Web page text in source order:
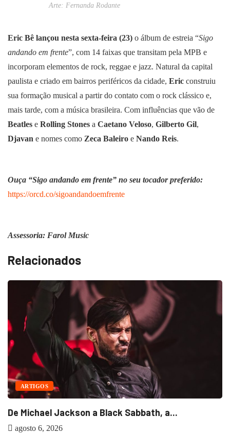
Arte: Fernanda Rodante
Eric Bê lançou nesta sexta-feira (23) o álbum de estreia “Sigo
andando em frente”, com 14 faixas que transitam pela MPB e
incorporam elementos de rock, reggae e jazz. Natural da capital
paulista e criado em bairros periféricos da cidade, Eric construiu
sua formação musical a partir do contato com o rock clássico e,
mais tarde, com a música brasileira. Com influências que vão de
Beatles e Rolling Stones a Caetano Veloso, Gilberto Gil,
Djavan e nomes como Zeca Baleiro e Nando Reis.
Ouça “Sigo andando em frente” no seu tocador preferido:
https://orcd.co/sigoandandoemfrente
Assessoria: Farol Music
Relacionados
ARTIGOS
De Michael Jackson a Black Sabbath, a...
agosto 6, 2026